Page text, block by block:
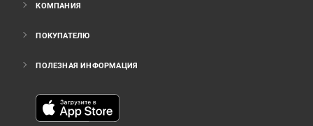
КОМПАНИЯ
ПОКУПАТЕЛЮ
ПОЛЕЗНАЯ ИНФОРМАЦИЯ